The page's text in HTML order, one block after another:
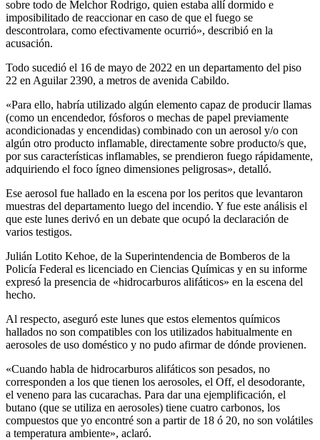
sobre todo de Melchor Rodrigo, quien estaba allí dormido e
imposibilitado de reaccionar en caso de que el fuego se
descontrolara, como efectivamente ocurrió», describió en la
acusación.
Todo sucedió el 16 de mayo de 2022 en un departamento del piso
22 en Aguilar 2390, a metros de avenida Cabildo.
«Para ello, habría utilizado algún elemento capaz de producir llamas
(como un encendedor, fósforos o mechas de papel previamente
acondicionadas y encendidas) combinado con un aerosol y/o con
algún otro producto inflamable, directamente sobre producto/s que,
por sus características inflamables, se prendieron fuego rápidamente,
adquiriendo el foco ígneo dimensiones peligrosas», detalló.
Ese aerosol fue hallado en la escena por los peritos que levantaron
muestras del departamento luego del incendio. Y fue este análisis el
que este lunes derivó en un debate que ocupó la declaración de
varios testigos.
Julián Lotito Kehoe, de la Superintendencia de Bomberos de la
Policía Federal es licenciado en Ciencias Químicas y en su informe
expresó la presencia de «hidrocarburos alifáticos» en la escena del
hecho.
Al respecto, aseguró este lunes que estos elementos químicos
hallados no son compatibles con los utilizados habitualmente en
aerosoles de uso doméstico y no pudo afirmar de dónde provienen.
«Cuando habla de hidrocarburos alifáticos son pesados, no
corresponden a los que tienen los aerosoles, el Off, el desodorante,
el veneno para las cucarachas. Para dar una ejemplificación, el
butano (que se utiliza en aerosoles) tiene cuatro carbonos, los
compuestos que yo encontré son a partir de 18 ó 20, no son volátiles
a temperatura ambiente», aclaró.